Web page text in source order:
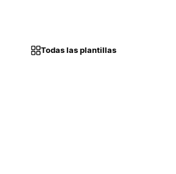
Todas las plantillas